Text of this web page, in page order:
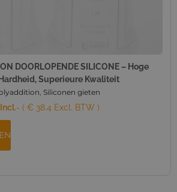
DOORLOPENDE SILICONE – Hoge
Superieure Kwaliteit
, Siliconen gieten
- ( € 38.4 Excl. BTW )